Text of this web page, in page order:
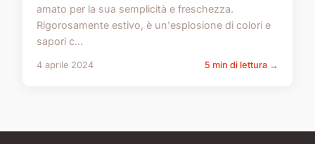
amato per la sua semplicità e freschezza.
Rigorosamente estivo, è un'esplosione di colori e
sapori c...
4 aprile 2024 5 min di lettura →